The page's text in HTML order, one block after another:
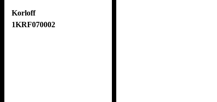
Korloff
1KRF070002